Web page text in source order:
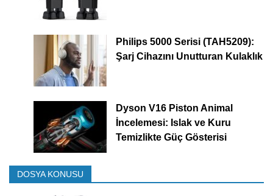
Philips 5000 Serisi (TAH5209):
Şarj Cihazını Unutturan Kulaklık
Dyson V16 Piston Animal
İncelemesi: Islak ve Kuru
Temizlikte Güç Gösterisi
DOSYA KONUSU